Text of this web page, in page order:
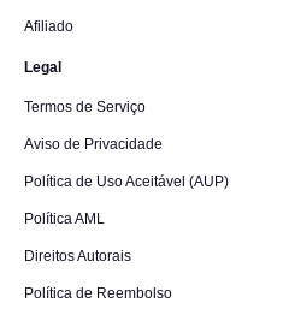
Afiliado
Legal
Termos de Serviço
Aviso de Privacidade
Política de Uso Aceitável (AUP)
Política AML
Direitos Autorais
Política de Reembolso